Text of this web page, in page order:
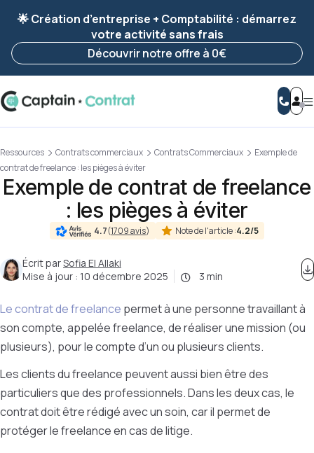
enregistrée 🚀
Reprendre ma démarche
🌟 Création d’entreprise + Comptabilité : démarrez
votre activité sans frais
Découvrir notre offre à 0€
Ressources Contrats commerciaux Contrats Commerciaux
Exemple de
contrat de freelance : les pièges à éviter
Exemple de contrat de freelance
: les pièges à éviter
4.7(1709 avis) Note de l'article :4.2/5
Écrit parSofia El Allaki
Mise à jour : 10 décembre 2025 3 min
Le contrat de freelance permet à une personne travaillant à
son compte, appelée freelance, de réaliser une mission (ou
plusieurs), pour le compte d’un ou plusieurs clients.
Les clients du freelance peuvent aussi bien être des
particuliers que des professionnels. Dans les deux cas, le
contrat doit être rédigé avec un soin, car il permet de
protéger le freelance en cas de litige.